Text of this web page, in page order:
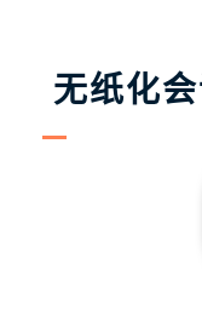
无纸化